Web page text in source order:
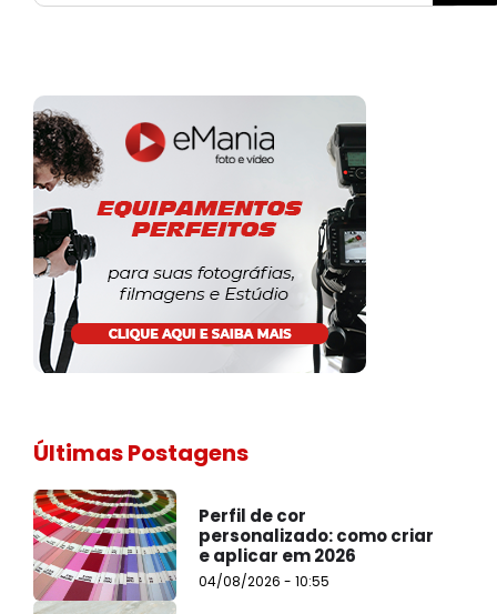
Últimas Postagens
Perfil de cor
personalizado: como criar
e aplicar em 2026
04/08/2026 - 10:55